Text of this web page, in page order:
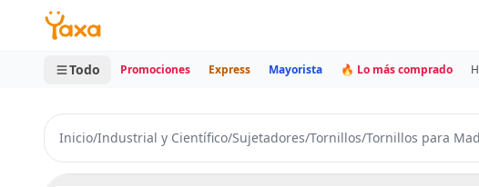
MINI CARRITO
0 productos
Todo Promociones Express Mayorista 🔥 Lo más comprado
Inicio/Industrial y Científico/Sujetadores/Tornillos/Tornillos para